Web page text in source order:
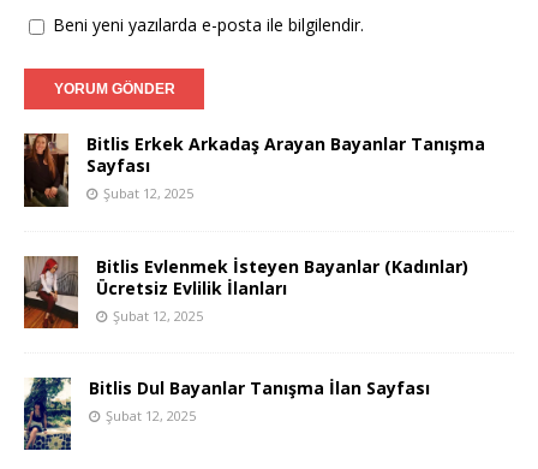
Beni yeni yazılarda e-posta ile bilgilendir.
Bitlis Erkek Arkadaş Arayan Bayanlar Tanışma
Sayfası
Şubat 12, 2025
Bitlis Evlenmek İsteyen Bayanlar (Kadınlar)
Ücretsiz Evlilik İlanları
Şubat 12, 2025
Bitlis Dul Bayanlar Tanışma İlan Sayfası
Şubat 12, 2025